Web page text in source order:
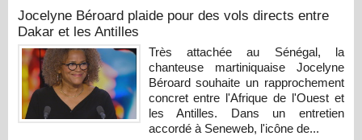
Jocelyne Béroard plaide pour des vols directs entre
Dakar et les Antilles
Très attachée au Sénégal, la
chanteuse martiniquaise Jocelyne
Béroard souhaite un rapprochement
concret entre l'Afrique de l'Ouest et
les Antilles. Dans un entretien
accordé à Seneweb, l'icône de...